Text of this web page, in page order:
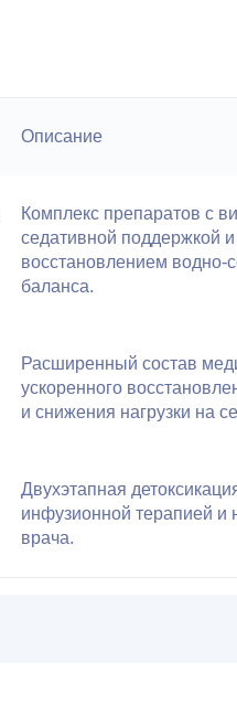
Описание
Комплекс препаратов с
седативной поддержкой и
восстановлением водно-
баланса.
Расширенный состав
ускоренного
и снижения нагрузки на
Двухэтапная
инфузионной терапией и
врача.